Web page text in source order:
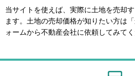
当サイトを使えば、実際に土地を売却
ます。土地の売却価格が知りたい方は
ォームから不動産会社に依頼してみてく